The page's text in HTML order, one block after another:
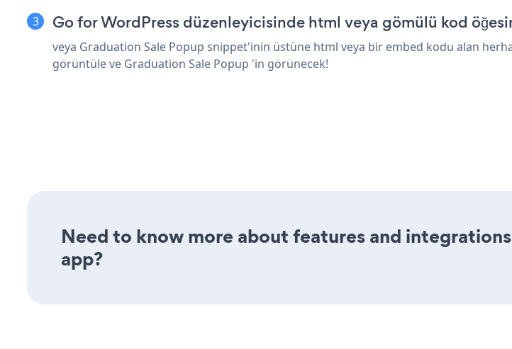
Go for WordPress düzenleyicisinde html veya gömülü kod
veya Graduation Sale Popup snippet'inin üstüne html veya bir embed kodu alan
görüntüle ve Graduation Sale Popup 'in görünecek!
Need to know more about features and
app?